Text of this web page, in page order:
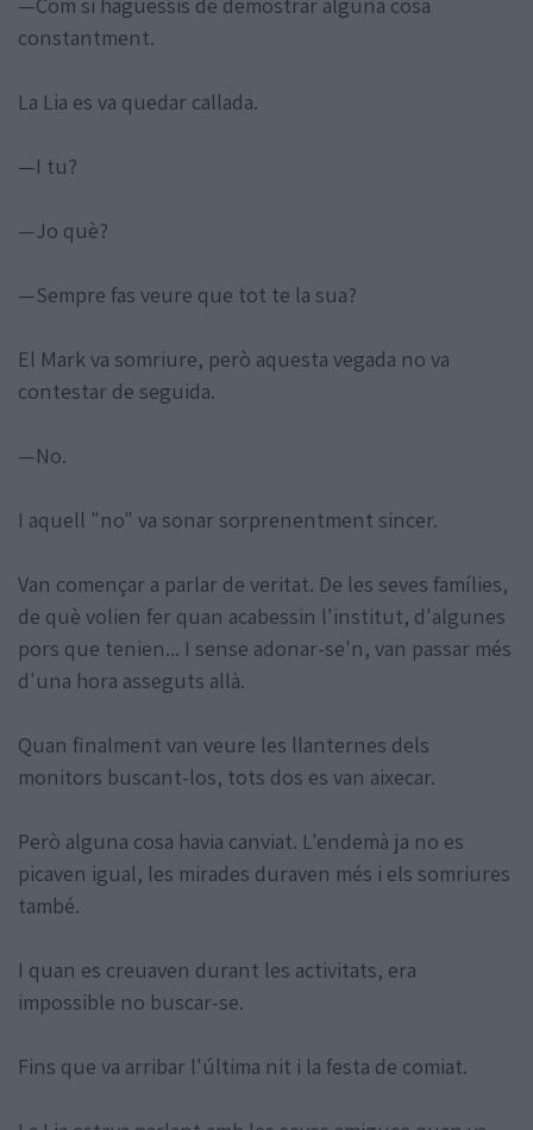
constantment.
La Lia es va quedar callada.
—I tu?
—Jo què?
—Sempre fas veure que tot te la sua?
El Mark va somriure, però aquesta vegada no va
contestar de seguida.
—No.
I aquell "no" va sonar sorprenentment sincer.
Van començar a parlar de veritat. De les seves famílies,
de què volien fer quan acabessin l'institut, d'algunes
pors que tenien... I sense adonar-se'n, van passar més
d'una hora asseguts allà.
Quan finalment van veure les llanternes dels
monitors buscant-los, tots dos es van aixecar.
Però alguna cosa havia canviat. L'endemà ja no es
picaven igual, les mirades duraven més i els somriures
també.
I quan es creuaven durant les activitats, era
impossible no buscar-se.
Fins que va arribar l'última nit i la festa de comiat.